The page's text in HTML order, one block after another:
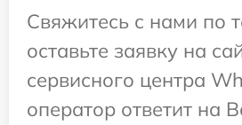
Свяжитесь с нами по
оставьте заявку на
сервисного центра
оператор ответит на